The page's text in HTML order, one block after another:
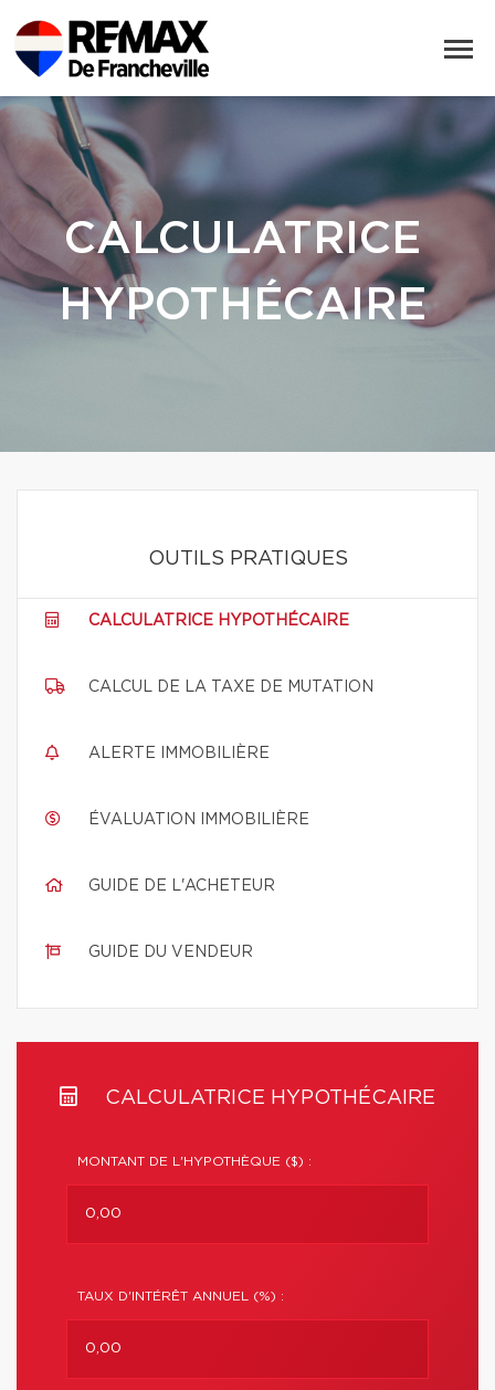
CALCULATRICE
HYPOTHÉCAIRE
OUTILS PRATIQUES
CALCULATRICE HYPOTHÉCAIRE
CALCUL DE LA TAXE DE MUTATION
ALERTE IMMOBILIÈRE
ÉVALUATION IMMOBILIÈRE
GUIDE DE L'ACHETEUR
GUIDE DU VENDEUR
CALCULATRICE HYPOTHÉCAIRE
MONTANT DE L'HYPOTHÈQUE ($) :
TAUX D'INTÉRÊT ANNUEL (%) :